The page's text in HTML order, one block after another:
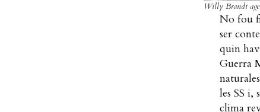
Willy Brandt
No fou
ser
quin
Guerra
les SS i,
clima